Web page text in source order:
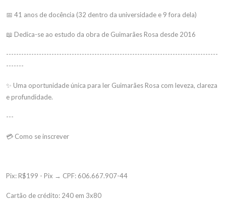
📅 41 anos de docência (32 dentro da universidade e 9 fora dela)
📖 Dedica-se ao estudo da obra de Guimarães Rosa desde 2016
------------------------------------------------------------------------------------
-------
✨ Uma oportunidade única para ler Guimarães Rosa com leveza, clareza
e profundidade.
---
💳 Como se inscrever
Pix: R$199 - Pix → CPF: 606.667.907-44
Cartão de crédito: 240 em 3x80